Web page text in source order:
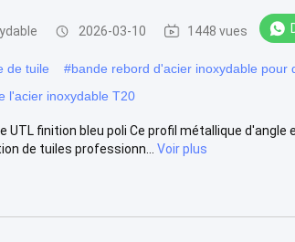
2026-03-10 1448 vues
de tuile #bande rebord d'acier inoxydable pour
l'acier inoxydable T20
UTL finition bleu poli Ce profil métallique
de tuiles professionn...
Voir plus